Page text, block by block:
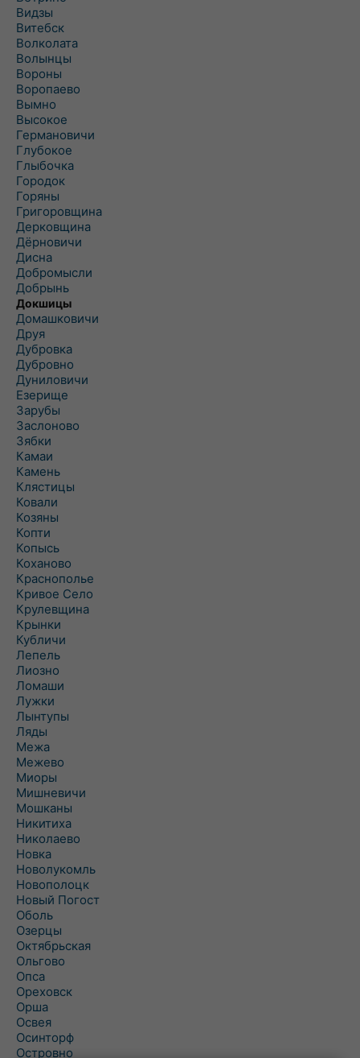
Видзы
Витебск
Волколата
Волынцы
Вороны
Воропаево
Вымно
Высокое
Германовичи
Глубокое
Глыбочка
Городок
Горяны
Григоровщина
Дерковщина
Дёрновичи
Дисна
Добромысли
Добрынь
Докшицы
Домашковичи
Друя
Дубровка
Дубровно
Дуниловичи
Езерище
Зарубы
Заслоново
Зябки
Камаи
Камень
Клястицы
Ковали
Козяны
Копти
Копысь
Коханово
Краснополье
Кривое Село
Крулевщина
Крынки
Кубличи
Лепель
Лиозно
Ломаши
Лужки
Лынтупы
Ляды
Межа
Межево
Миоры
Мишневичи
Мошканы
Никитиха
Николаево
Новка
Новолукомль
Новополоцк
Новый Погост
Оболь
Озерцы
Октябрьская
Ольгово
Опса
Ореховск
Орша
Освея
Осинторф
Островно